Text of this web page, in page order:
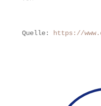
Quelle: https://